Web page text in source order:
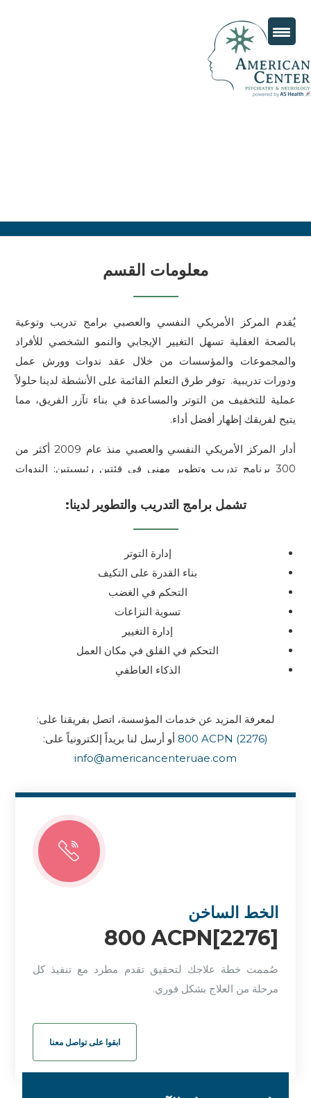
معلومات القسم
يُقدم المركز الأمريكي النفسي والعصبي برامج تدريب وتوعية
بالصحة العقلية تسهل التغيير الإيجابي والنمو الشخصي للأفراد
والمجموعات والمؤسسات من خلال عقد ندوات وورش عمل
ودورات تدريبية. توفر طرق التعلم القائمة على الأنشطة لدينا حلولاً
عملية للتخفيف من التوتر والمساعدة في بناء تآزر الفريق، مما
يتيح لفريقك إظهار أفضل أداء.
أدار المركز الأمريكي النفسي والعصبي منذ عام 2009 أكثر من
300 برنامج تدريب وتطوير مهني في فئتين رئيسيتين: الندوات
الآن، شارك أكثر من 20,000 شخص في هذه البرامج التدريبية.تشمل برامج التدريب والتطوير لدينا:
إدارة التوتر
بناء القدرة على التكيف
التحكم في الغضب
تسوية النزاعات
إدارة التغيير
التحكم في القلق في مكان العمل
الذكاء العاطفي
لمعرفة المزيد عن خدمات المؤسسة، اتصل بفريقنا على:
800 ACPN (2276) أو أرسل لنا بريداً إلكترونياً على:
info@americancenteruae.com
الخط الساخن
800 ACPN[2276]
صُممت خطة علاجك لتحقيق تقدم مطرد مع تنفيذ كل
مرحلة من العلاج بشكل فوري.
ابقوا على تواصل معنا